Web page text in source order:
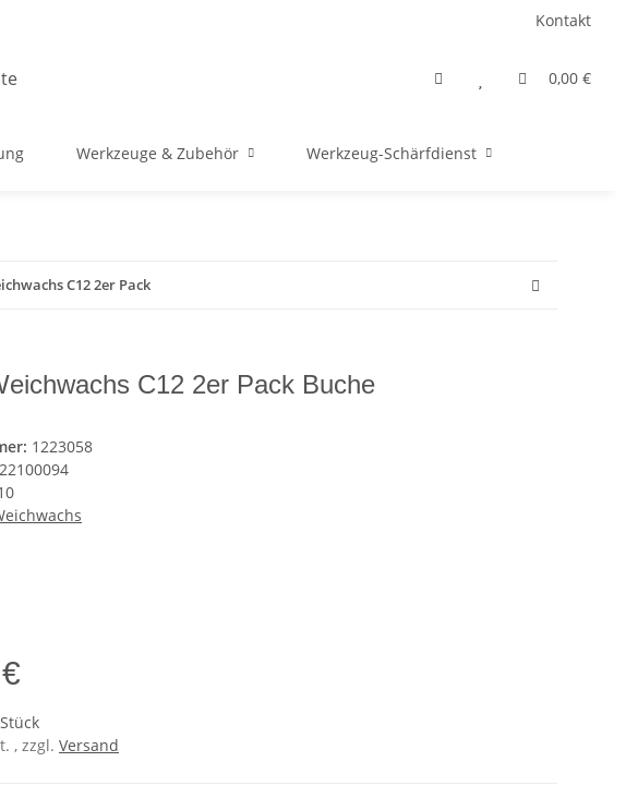
Kontakt
0,00 €
Werkzeuge & Zubehör Werkzeug-Schärfdienst
C12 2er Pack
C12 2er Pack Buche
1223058
, zzgl. Versand